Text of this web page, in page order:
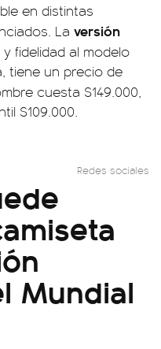
en distintas
La versión
fidelidad al modelo
tiene un precio de
cuesta $149.000,
$109.000.
Redes sociales
Mundial